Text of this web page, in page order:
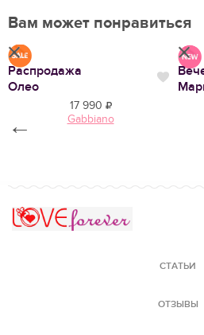
Вам может понравиться
Нравится
Распродажа
Олео
17 990
Gabbiano
←
СТАТЬИ
ОТЗЫВЫ